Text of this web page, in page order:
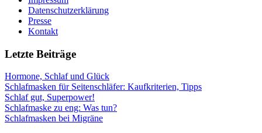
Datenschutzerklärung
Presse
Kontakt
Letzte Beiträge
Hormone, Schlaf und Glück
Schlafmasken für Seitenschläfer: Kaufkriterien, Tipps
Schlaf gut, Superpower!
Schlafmaske zu eng: Was tun?
Schlafmasken bei Migräne